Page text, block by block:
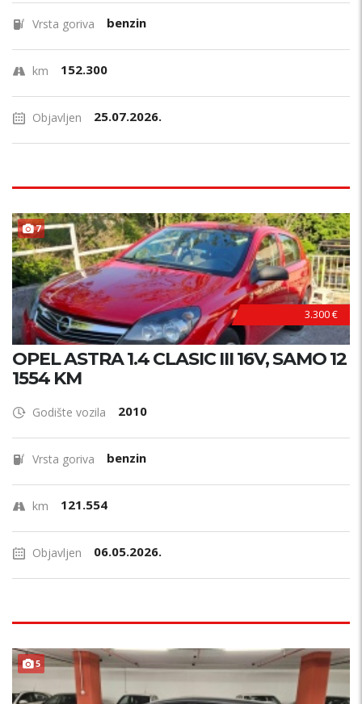
Vrsta goriva benzin
km 152.300
Objavljen 25.07.2026.
7 P
R
V
I
V
L
A
S
N
I
K
3.300 €
OPEL ASTRA 1.4 CLASIC III 16V, SAMO 12
1554 KM
Godište vozila 2010
Vrsta goriva benzin
km 121.554
Objavljen 06.05.2026.
5 PRILIKA !